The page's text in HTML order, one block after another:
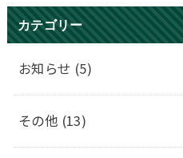
カテゴリー
お知らせ (5)
その他 (13)